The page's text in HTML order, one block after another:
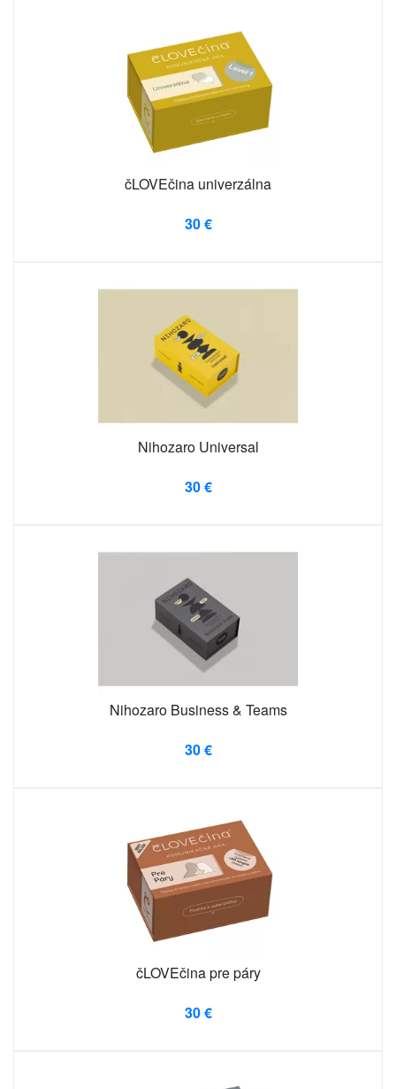
čLOVEčina univerzálna
30 €
Nihozaro Universal
30 €
Nihozaro Business & Teams
30 €
čLOVEčina pre páry
30 €